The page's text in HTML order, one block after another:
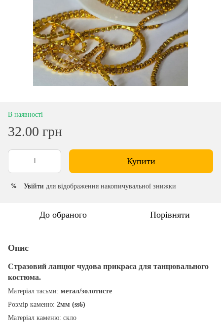
В наявності
32.00 грн
Купити
% Увійти для відображення накопичувальної знижки
До обраного Порівняти
Опис
Стразовий ланцюг чудова прикраса для танцювального
костюма.
Матеріал тасьми: метал/золотисте
Розмір каменю: 2мм (ss6)
Матеріал каменю: скло